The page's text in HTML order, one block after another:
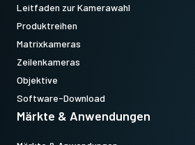
Leitfaden zur Kamerawahl
Produktreihen
Matrixkameras
Zeilenkameras
Objektive
Software-Download
Märkte & Anwendungen